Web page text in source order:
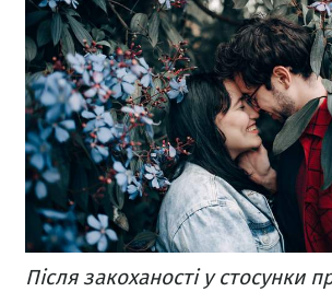
Після закоханості у стосунки